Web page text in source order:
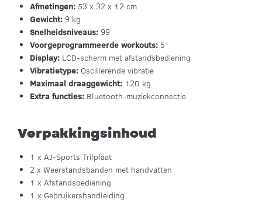
Afmetingen: 53 x 32 x 12 cm
Gewicht: 9 kg
Snelheidsniveaus: 99
Voorgeprogrammeerde workouts: 5
Display: LCD-scherm met afstandsbediening
Vibratietype: Oscillerende vibratie
Maximaal draaggewicht: 120 kg
Extra functies: Bluetooth-muziekconnectie
Verpakkingsinhoud
1 x AJ-Sports Trilplaat
2 x Weerstandsbanden met handvatten
1 x Afstandsbediening
1 x Gebruikershandleiding